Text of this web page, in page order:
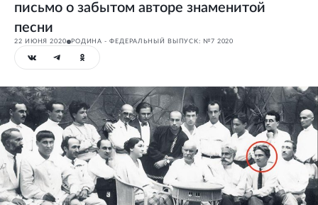
письмо о забытом авторе знаменитой
песни
22 ИЮНЯ 2020 РОДИНА - ФЕДЕРАЛЬНЫЙ ВЫПУСК: №7 2020